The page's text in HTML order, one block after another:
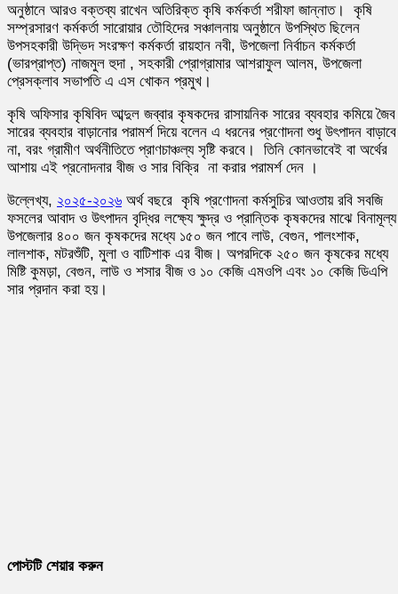
অনুষ্ঠানে আরও বক্তব্য রাখেন অতিরিক্ত কৃষি কর্মকর্তা শরীফা জান্নাত। কৃষি
সম্প্রসারণ কর্মকর্তা সারোয়ার তৌহিদের সঞ্চালনায় অনুষ্ঠানে উপস্থিত ছিলেন
উপসহকারী উদ্ভিদ সংরক্ষণ কর্মকর্তা রায়হান নবী, উপজেলা নির্বাচন কর্মকর্তা
(ভারপ্রাপ্ত) নাজমুল হুদা , সহকারী প্রোগ্রামার আশরাফুল আলম, উপজেলা
প্রেসক্লাব সভাপতি এ এস খোকন প্রমুখ।
কৃষি অফিসার কৃষিবিদ আব্দুল জব্বার কৃষকদের রাসায়নিক সারের ব্যবহার কমিয়ে জৈব
সারের ব্যবহার বাড়ানোর পরামর্শ দিয়ে বলেন এ ধরনের প্রণোদনা শুধু উৎপাদন বাড়াবে
না, বরং গ্রামীণ অর্থনীতিতে প্রাণচাঞ্চল্য সৃষ্টি করবে। তিনি কোনভাবেই বা অর্থের
আশায় এই প্রনোদনার বীজ ও সার বিক্রি না করার পরামর্শ দেন ।
উল্লেখ্য, ২০২৫-২০২৬ অর্থ বছরে কৃষি প্রণোদনা কর্মসুচির আওতায় রবি সবজি
ফসলের আবাদ ও উৎপাদন বৃদ্ধির লক্ষ্যে ক্ষুদ্র ও প্রান্তিক কৃষকদের মাঝে
উপজেলার ৪০০ জন কৃষকদের মধ্যে ১৫০ জন পাবে লাউ, বেগুন, পালংশাক,
লালশাক, মটরশুঁটি, মুলা ও বাটিশাক এর বীজ। অপরদিকে ২৫০ জন কৃষকের মধ্যে
মিষ্টি কুমড়া, বেগুন, লাউ ও শসার বীজ ও ১০ কেজি এমওপি এবং ১০ কেজি ডিএপি
সার প্রদান করা হয়।
পোস্টটি শেয়ার করুন